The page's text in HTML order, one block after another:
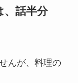
、話半分
んが、料理の